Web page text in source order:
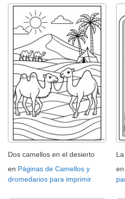
Dos camellos en el desierto
en Páginas de Camellos y
dromedarios para imprimir
en